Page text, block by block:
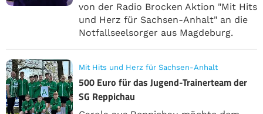
von der Radio Brocken Aktion "Mit Hits
und Herz für Sachsen-Anhalt" an die
Notfallseelsorger aus Magdeburg.
Mit Hits und Herz für Sachsen-Anhalt
500 Euro für das Jugend-Trainerteam der
SG Reppichau